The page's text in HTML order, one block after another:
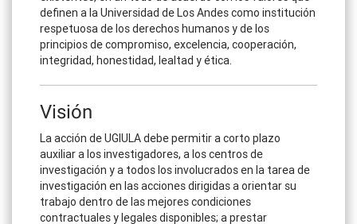
definen a la Universidad de Los Andes como institución
respetuosa de los derechos humanos y de los
principios de compromiso, excelencia, cooperación,
integridad, honestidad, lealtad y ética.
Visión
La acción de UGIULA debe permitir a corto plazo
auxiliar a los investigadores, a los centros de
investigación y a todos los involucrados en la tarea de
investigación en las acciones dirigidas a orientar su
trabajo dentro de las mejores condiciones
contractuales y legales disponibles; a prestar